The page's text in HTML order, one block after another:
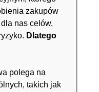
zakupów
nas celów,
Dlatego
polega na
takich jak